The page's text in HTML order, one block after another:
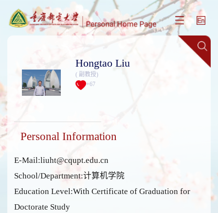
Hongtao Liu
( 副教授)
+67
Personal Information
E-Mail:liuht@cqupt.edu.cn
School/Department:计算机学院
Education Level:With Certificate of Graduation for
Doctorate Study